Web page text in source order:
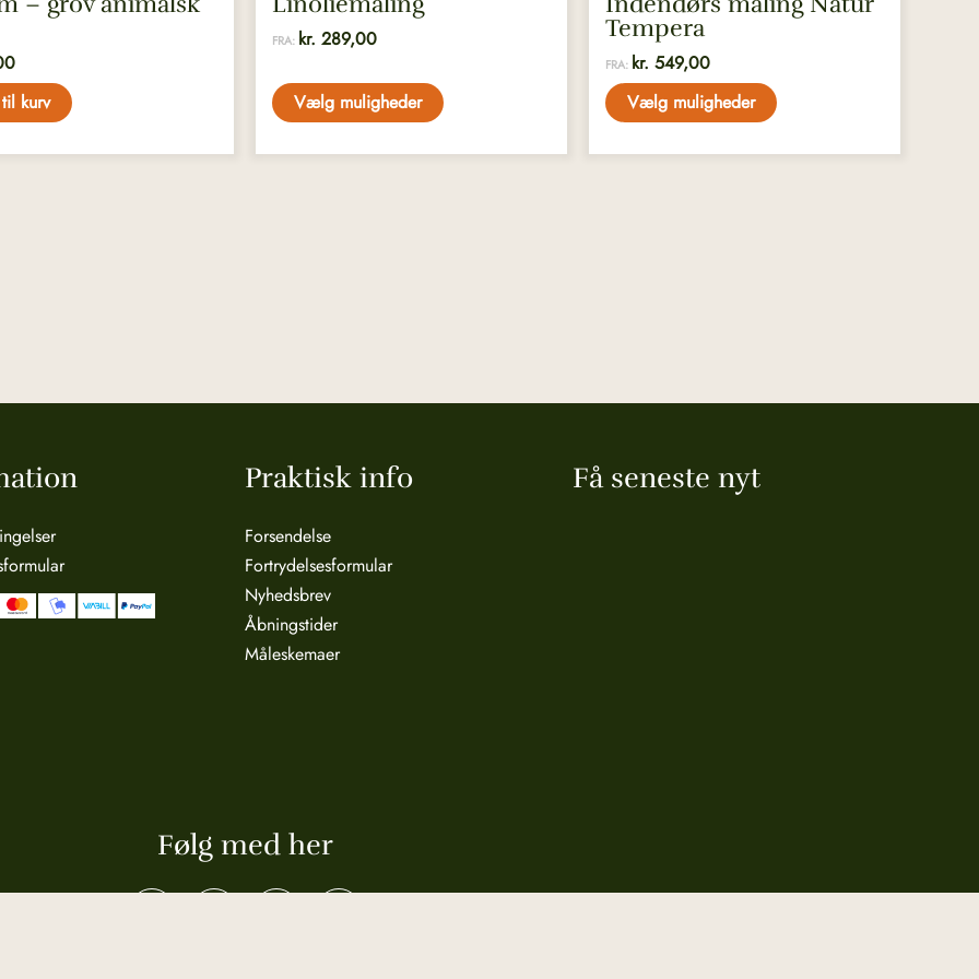
kurv
FRA: kr. 289,00
Vælg muligheder
Tempera
FRA: kr. 549,00
Vælg muligheder
Praktisk info
Forsendelse
Fortrydelsesformular
Nyhedsbrev
Åbningstider
Måleskemaer
Få seneste nyt
Følg med her